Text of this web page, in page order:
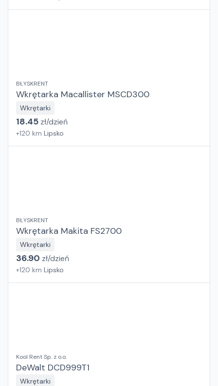
BŁYSKRENT
Wkrętarka Macallister MSCD300
Wkrętarki
18.45 zł/dzień
+120 km Lipsko
BŁYSKRENT
Wkrętarka Makita FS2700
Wkrętarki
36.90 zł/dzień
+120 km Lipsko
Kool Rent Sp. z o.o.
DeWalt DCD999T1
Wkrętarki